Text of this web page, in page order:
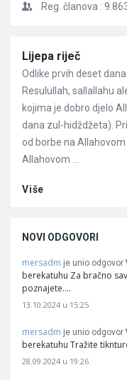
Reg. članova :
Članci
Lijepa riječ
Odlike prvih deset
Resulullah, sallallahu
kojima je dobro djelo
dana zul-hidždžeta).
od borbe na Allahovom
Allahovom ...
Više
NOVI ODGOVORI
mersadm je unio odgovor
berekatuhu Za bračno
poznajete.…
13.10.2024 u 15:25
mersadm je unio odgovor
berekatuhu Tražite
28.09.2024 u 19:26